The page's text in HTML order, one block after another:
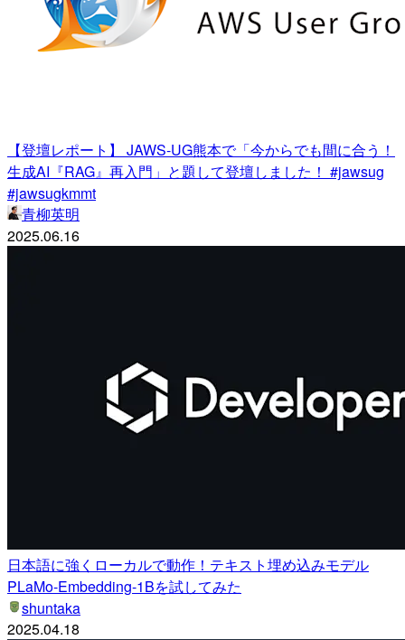
【登壇レポート】 JAWS-UG熊本で「今からでも間に合う！
生成AI『RAG』再入門」と題して登壇しました！ #jawsug
#jawsugkmmt
青柳英明
2025.06.16
日本語に強くローカルで動作！テキスト埋め込みモデル
PLaMo-Embedding-1Bを試してみた
shuntaka
2025.04.18